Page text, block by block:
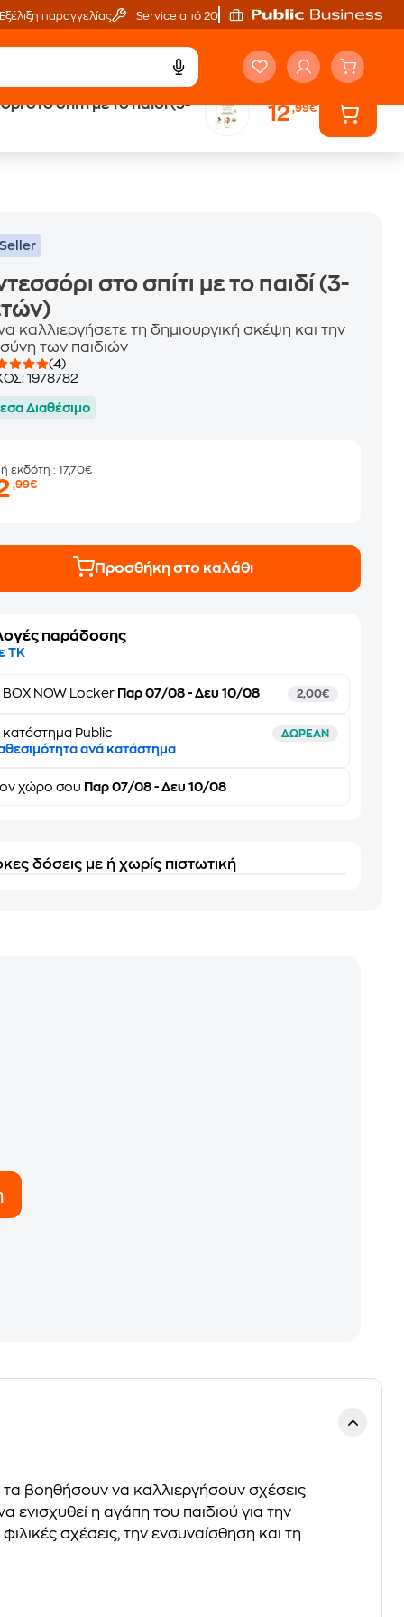
Εξέλιξη παραγγελίας Service από 20'
στο σπίτι με το παιδί (3- 12,99€
στο σπίτι με το παιδί (3-
καλλιεργήσετε τη δημιουργική σκέψη και την
των παιδιών
(4)
1978782
Διαθέσιμο
εκδότη: 17,70€
,99€
Προσθήκη στο καλάθι
παράδοσης
ΤΚ
BOX NOW Locker Παρ 07/08 - Δευ 10/08 2,00€
κατάστημα Public ΔΩΡΕΑΝ
ανά κατάστημα
χώρο σου Παρ 07/08 - Δευ 10/08
δόσεις με ή χωρίς πιστωτική
βοηθήσουν να καλλιεργήσουν σχέσεις
ενισχυθεί η αγάπη του παιδιού για την
σχέσεις, την ενσυναίσθηση και τη